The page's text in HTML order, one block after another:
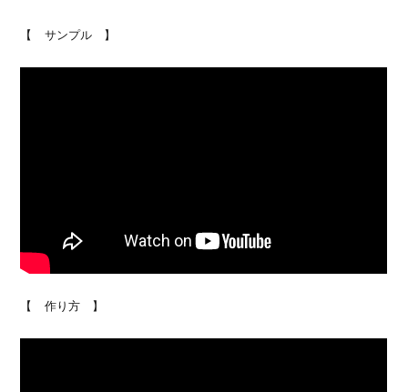
【 サンプル 】
【 作り方 】